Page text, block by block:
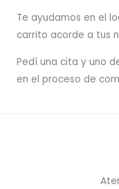
Te ayudamos en el
carrito acorde a tus
Pedí una cita y uno
en el proceso de